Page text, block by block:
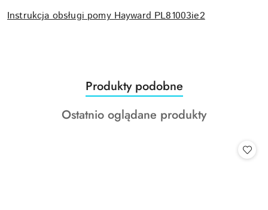
Instrukcja obsługi pomy Hayward PL81003ie2
Pomiń karuzelę produktów
Produkty
o
statusie:
Produkty podobne
Produkty
Ostatnio oglądane produkty